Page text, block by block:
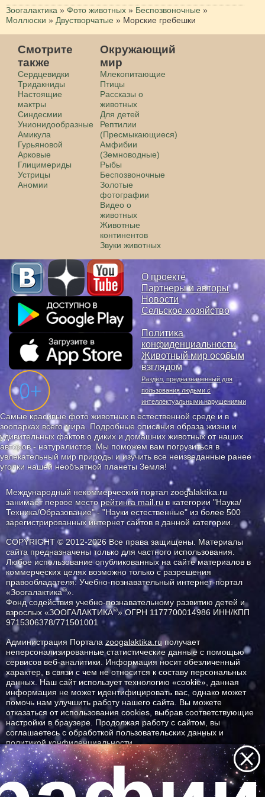
Зоогалактика » Фото животных » Беспозвоночные »
Моллюски » Двустворчатые » Морские гребешки
Смотрите
также
Сердцевидки
Тридакниды
Настоящие
мактры
Синдесмии
Унионидообразные
Амикула
Гурьяновой
Арковые
Глицимериды
Устрицы
Аномии
Окружающий
мир
Млекопитающие
Птицы
Рассказы о
животных
Для детей
Рептилии
(Пресмыкающиеся)
Амфибии
(Земноводные)
Рыбы
Беспозвоночные
Золотые
фотографии
Видео о
животных
Животные
континентов
Звуки животных
О проекте
Партнеры и авторы
Новости
Сельское хозяйство
Политика
конфиденциальности
Животный мир особым
взглядом
Раздел, предназначенный для
пользования людьми с
интеллектуальными нарушениями
Самые красивые фото животных в естественной среде и в
зоопарках всего мира. Подробные описания образа жизни и
удивительных фактов о диких и домашних животных от наших
авторов - натуралистов. Мы поможем вам погрузиться в
увлекательный мир природы и изучить все неизведанные ранее
уголки нашей необъятной планеты Земля!
Международный некоммерческий портал zoogalaktika.ru
занимает первое месторейтинга mail.ru в категории "Наука/
Техника/Образование" - "Науки естественные" из более 500
зарегистрированных интернет сайтов в данной категории.
COPYRIGHT © 2012-2026 Все права защищены. Материалы
сайта предназначены только для частного использования.
Любое использование опубликованных на сайте материалов в
коммерческих целях возможно только с разрешения
правообладателя: Учебно-познавательный интернет-портал
«Зоогалактика®».
Фонд содействия учебно-познавательному развитию детей и
взрослых «ЗООГАЛАКТИКА®» ОГРН 1177700014986 ИНН/КПП
9715306378/771501001
Администрация Портала zoogalaktika.ruполучает
неперсонализированные статистические данные с помощью
сервисов веб-аналитики. Информация носит обезличенный
характер, в связи с чем не относится к составу персональных
данных. Наш сайт использует технологию «cookie», данная
информация не может идентифицировать вас, однако может
помочь нам улучшить работу нашего сайта. Вы можете
отказаться от использования cookies, выбрав соответствующие
настройки в браузере. Продолжая работу с сайтом, вы
соглашаетесь с обработкой пользовательских данных и
политикой конфиденциальности.
ID ресурса: 2109